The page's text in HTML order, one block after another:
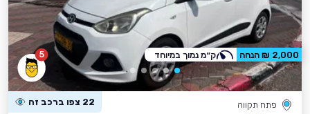
5
פתח תקווה 22 צפו ברכב זה
2,000 ₪ הנחה ק״מ נמוך במיוחד